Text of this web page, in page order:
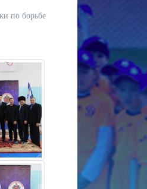
по борьбе